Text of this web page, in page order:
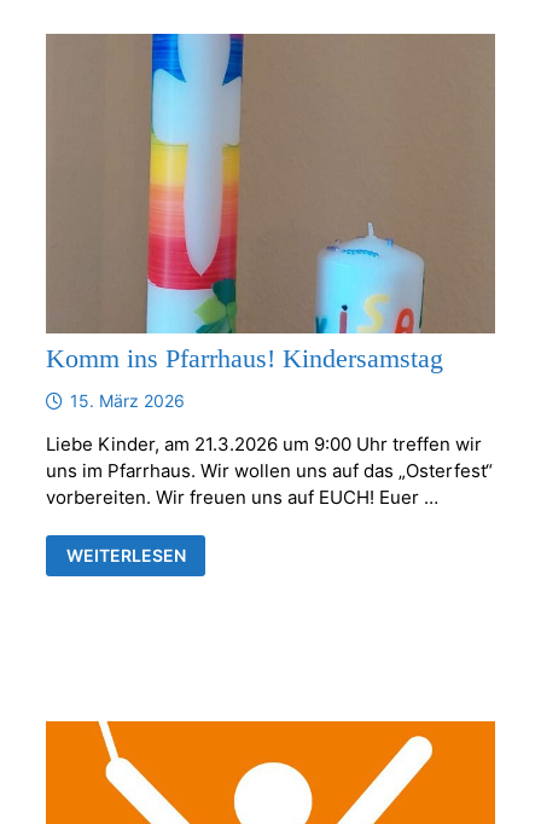
Komm ins Pfarrhaus! Kindersamstag
15. März 2026
Liebe Kinder, am 21.3.2026 um 9:00 Uhr treffen wir
uns im Pfarrhaus. Wir wollen uns auf das „Osterfest“
vorbereiten. Wir freuen uns auf EUCH! Euer …
KOMM
INS
WEITERLESEN